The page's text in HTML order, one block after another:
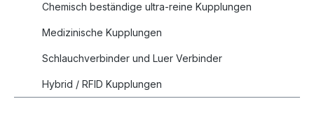
Chemisch beständige ultra-reine Kupplungen
Medizinische Kupplungen
Schlauchverbinder und Luer Verbinder
Hybrid / RFID Kupplungen